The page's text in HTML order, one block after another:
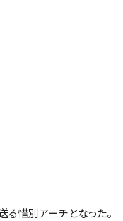
惜別アーチとなった。